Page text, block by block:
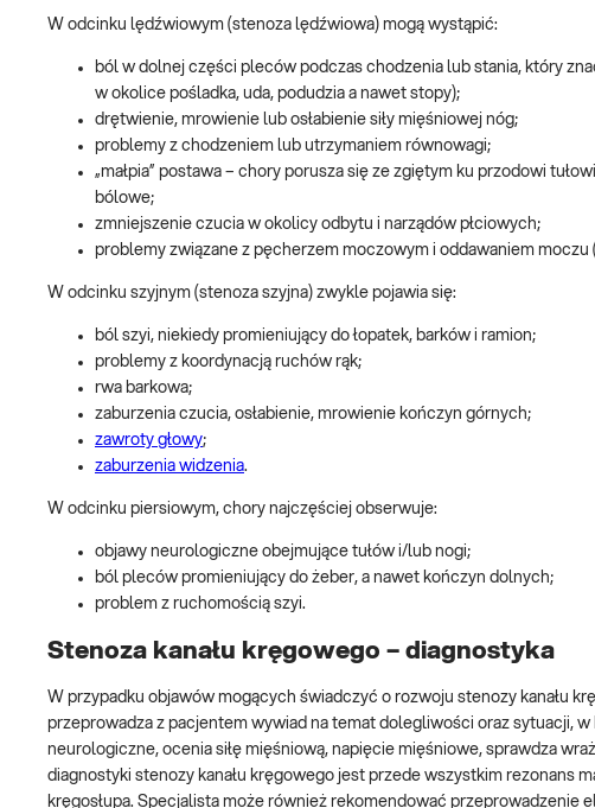
W odcinku lędźwiowym (stenoza lędźwiowa) mogą wystąpić:
ból w dolnej części pleców podczas chodzenia lub stania, który
w okolice pośladka, uda, podudzia a nawet stopy);
drętwienie, mrowienie lub osłabienie siły mięśniowej nóg;
problemy z chodzeniem lub utrzymaniem równowagi;
„małpia” postawa – chory porusza się ze zgiętym ku przodowi
bólowe;
zmniejszenie czucia w okolicy odbytu i narządów płciowych;
problemy związane z pęcherzem moczowym i oddawaniem moczu
W odcinku szyjnym (stenoza szyjna) zwykle pojawia się:
ból szyi, niekiedy promieniujący do łopatek, barków i ramion;
problemy z koordynacją ruchów rąk;
rwa barkowa;
zaburzenia czucia, osłabienie, mrowienie kończyn górnych;
zawroty głowy;
zaburzenia widzenia.
W odcinku piersiowym, chory najczęściej obserwuje:
objawy neurologiczne obejmujące tułów i/lub nogi;
ból pleców promieniujący do żeber, a nawet kończyn dolnych;
problem z ruchomością szyi.
Stenoza kanału kręgowego – diagnostyka
W przypadku objawów mogących świadczyć o rozwoju stenozy kanału
przeprowadza z pacjentem wywiad na temat dolegliwości oraz sytuacji,
neurologiczne, ocenia siłę mięśniową, napięcie mięśniowe, sprawdza
diagnostyki stenozy kanału kręgowego jest przede wszystkim rezonans
kręgosłupa. Specjalista może również rekomendować